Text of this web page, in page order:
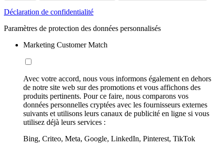
Déclaration de confidentialité
Paramètres de protection des données personnalisés
Marketing Customer Match
Avec votre accord, nous vous informons également en dehors
de notre site web sur des promotions et vous affichons des
produits pertinents. Pour ce faire, nous comparons vos
données personnelles cryptées avec les fournisseurs externes
suivants et utilisons leurs canaux de publicité en ligne si vous
utilisez déjà leurs services :
Bing, Criteo, Meta, Google, LinkedIn, Pinterest, TikTok